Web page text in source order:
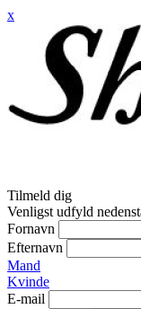
x
Tilmeld dig
Venligst udfyld
Fornavn
Efternavn
Mand
Kvinde
E-mail